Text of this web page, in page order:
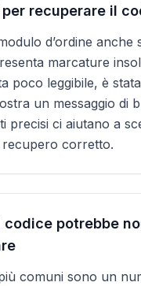
recuperare il
d’ordine anche
marcature
poco leggibile, è
un messaggio di
precisi ci aiutano a
recupero corretto.
codice potrebbe
comuni sono un